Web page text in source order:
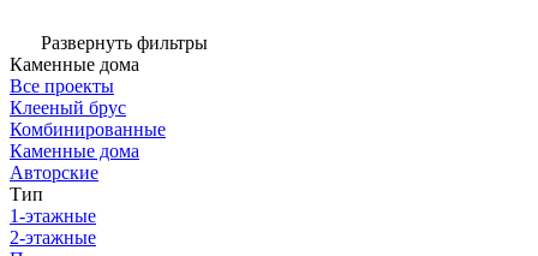
Развернуть фильтры
Каменные дома
Все проекты
Клееный брус
Комбинированные
Каменные дома
Авторские
Тип
1-этажные
2-этажные